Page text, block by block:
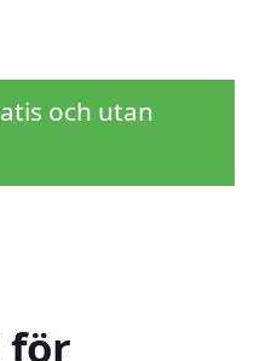
och utan
för